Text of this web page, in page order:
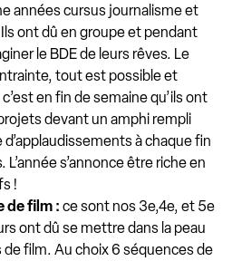
années cursus journalisme et
ont dû en groupe et pendant
le BDE de leurs rêves. Le
tout est possible et
en fin de semaine qu’ils ont
devant un amphi rempli
à chaque fin
s’annonce être riche en
!
de film : ce sont nos 3e,4e, et 5e
ont dû se mettre dans la peau
de film. Au choix 6 séquences de